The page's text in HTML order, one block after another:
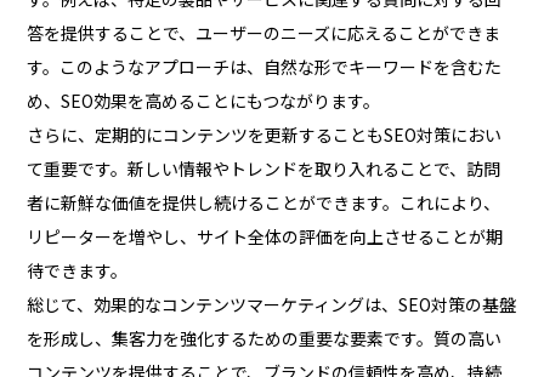
答を提供することで、ユーザーのニーズに応えることができま
す。このようなアプローチは、自然な形でキーワードを含むた
め、SEO効果を高めることにもつながります。
さらに、定期的にコンテンツを更新することもSEO対策におい
て重要です。新しい情報やトレンドを取り入れることで、訪問
者に新鮮な価値を提供し続けることができます。これにより、
リピーターを増やし、サイト全体の評価を向上させることが期
待できます。
総じて、効果的なコンテンツマーケティングは、SEO対策の基盤
を形成し、集客力を強化するための重要な要素です。質の高い
コンテンツを提供することで、ブランドの信頼性を高め、持続